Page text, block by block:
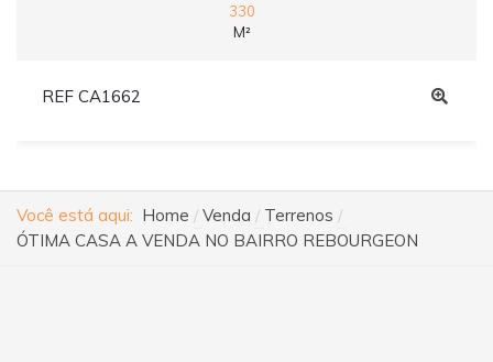
330
M²
REF CA1662
Você está aqui: Home Venda
Terrenos
ÓTIMA CASA A VENDA NO BAIRRO REBOURGEON